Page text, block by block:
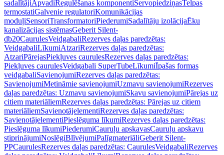
sadalītājiApvadiRegulēšanas komponentiServopiedziņasTelpas
termostatiGalvenie regulatoriKomunikācijas
moduļiSensoriTransformatoriPiederumiSadalītāju izolācijaĒku
kanalizācijas sistēmasGeberit Silent-
db20CaurulesVeidgabaliRezerves daļas paredzētas:
VeidgabaliLīkumiAtzariRezerves daļas paredzētas:
AtzariPārejasPiekļuves caurulesRezerves daļas paredzētas:
Piekļuves caurulesVeidgabali SuperTubeLīkumiĪpašas formas
veidgabaliSavienojumiRezerves daļas paredzētas:
SavienojumiMetināmie savienojumiUzmavu savienojumiRezerves
daļas paredzētas: Uzmavu savienojumiSkavu savienojumiPārejas uz
citiem materiāliemRezerves daļas paredzētas: Pārejas uz citiem
materiāliemSavienotājelementiRezerves daļas paredzētas:
SavienotājelementiPieslēguma līkumiRezerves daļas paredzētas:
Pieslēguma līkumiPiederumiCauruļu apskavasCauruļu apskavu
stiprinājumiNoslēgiBlīvējumiPalīgmateriāliGeberit Silent-
PPCaurulesRezerves daļas paredzētas: CaurulesVeidgabaliRezerves